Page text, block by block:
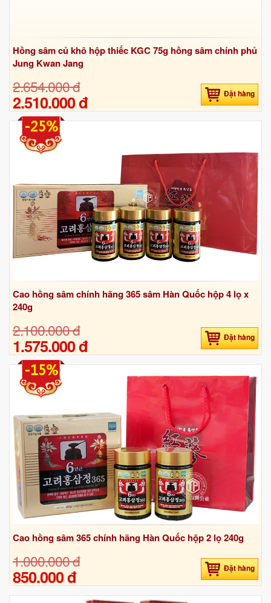
Hồng sâm củ khô hộp thiếc KGC 75g hồng sâm chính phủ
Jung Kwan Jang
2.654.000 đ
2.510.000 đ Đặt hàng
Cao hồng sâm chính hãng 365 sâm Hàn Quốc hộp 4 lọ x
240g
2.100.000 đ
1.575.000 đ Đặt hàng
-25%
Cao hồng sâm 365 chính hãng Hàn Quốc hộp 2 lọ 240g
1.000.000 đ
850.000 đ Đặt hàng
-15%